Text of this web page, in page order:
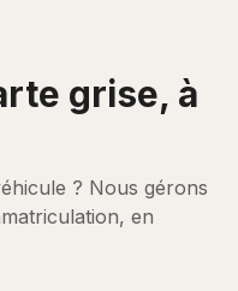
grise, à
? Nous gérons
en